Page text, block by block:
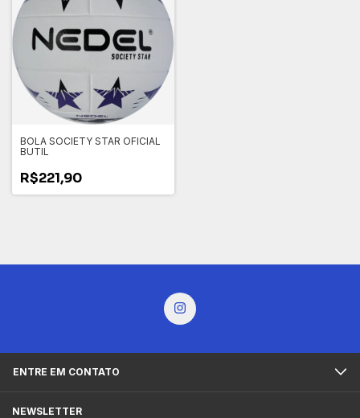
BOLA SOCIETY STAR OFICIAL
BUTIL
R$221,90
ENTRE EM CONTATO
NEWSLETTER